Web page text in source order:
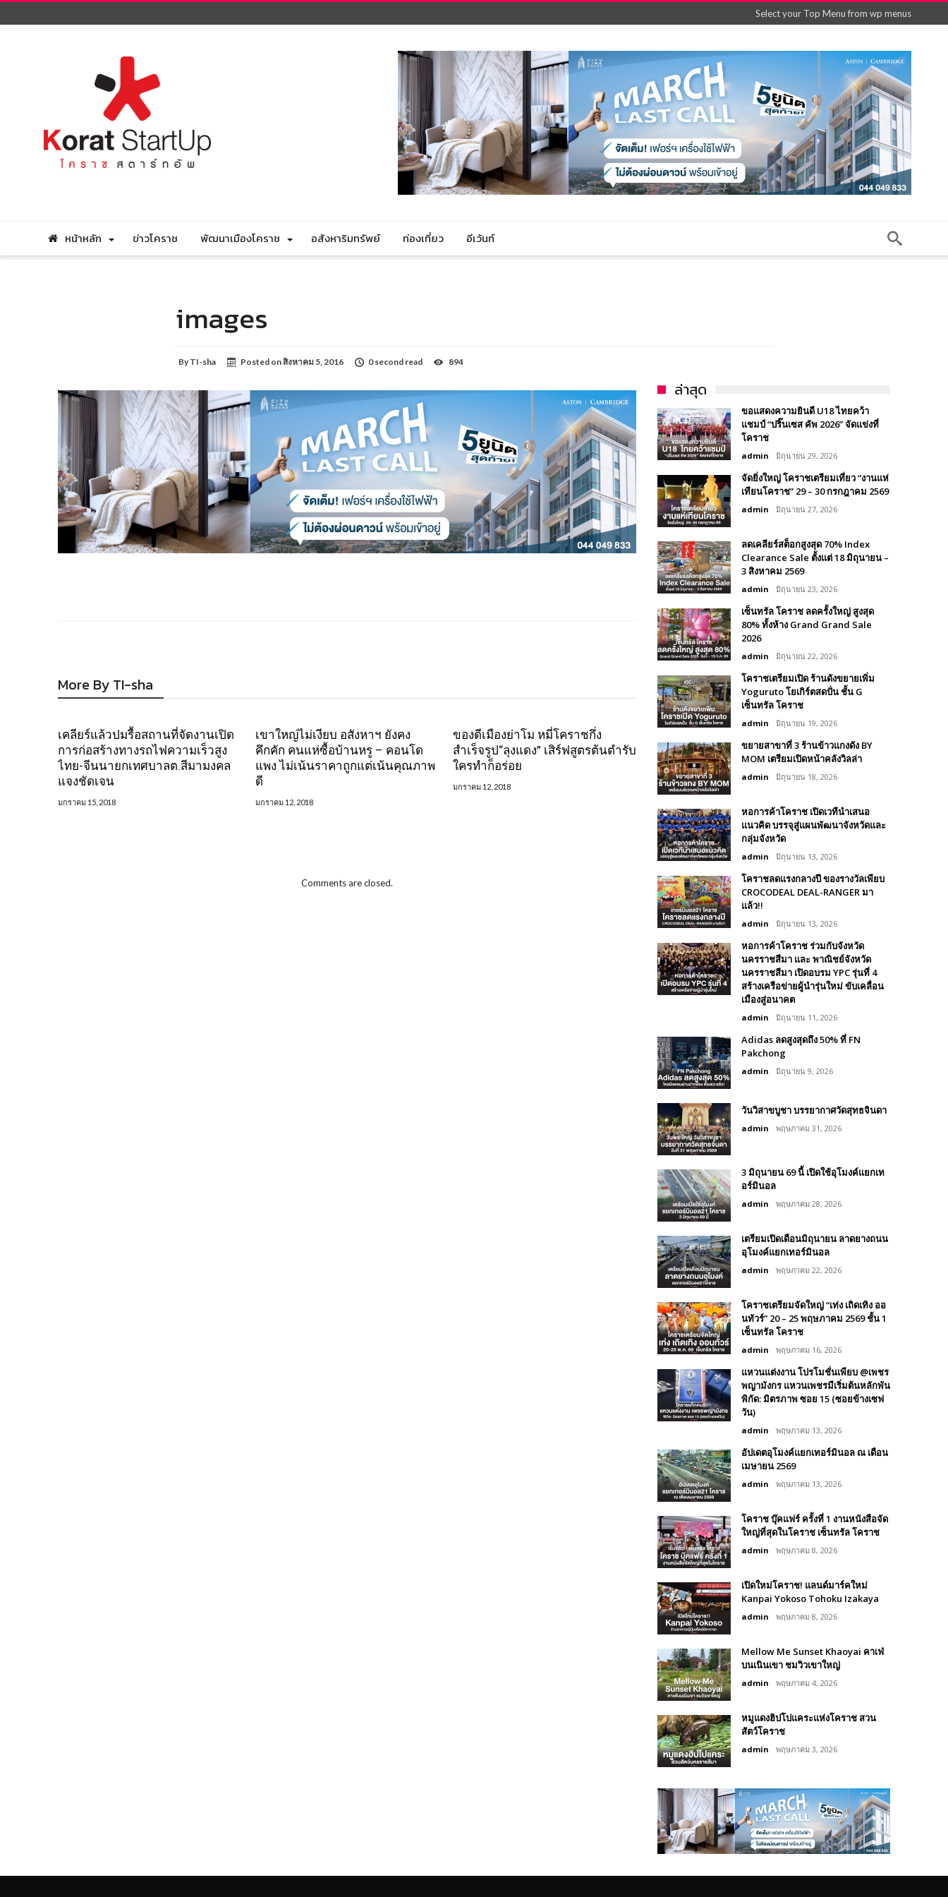
Select your Top Menu from wp menus
หน้าหลัก ข่าวโคราช พัฒนาเมืองโคราช อสังหาริมทรัพย์ ท่องเที่ยว อีเว้นท์
images
By TI-sha Posted onสิงหาคม 5, 2016 0 second read 894
More By TI-sha
เคลียร์แล้วปมรื้อสถานที่จัดงานเปิด
การก่อสร้างทางรถไฟความเร็วสูง
ไทย-จีนนายกเทศบาลต.สีมามงคล
แจงชัดเจน
มกราคม 15, 2018
เขาใหญ่ไม่เงียบ อสังหาฯ ยังคง
คึกคัก คนแห่ซื้อบ้านหรู – คอนโด
แพง ไม่เน้นราคาถูกแต่เน้นคุณภาพ
ดี
มกราคม 12, 2018
ของดีเมืองย่าโม หมี่โคราชกึ่ง
สำเร็จรูป“ลุงแดง” เสิร์ฟสูตรต้นตำรับ
ใครทำก็อร่อย
มกราคม 12, 2018
Comments are closed.
ล่าสุด
ขอแสดงความยินดี U18 ไทยคว้า
แชมป์ “ปริ๊นเซส คัพ 2026” จัดแข่งที่
โคราช
admin มิถุนายน 29, 2026
จัดยิ่งใหญ่ โคราชเตรียมเที่ยว “งานแห่
เทียนโคราช” 29 – 30 กรกฎาคม 2569
admin มิถุนายน 27, 2026
ลดเคลียร์สต็อกสูงสุด 70% Index
Clearance Sale ตั้งแต่ 18 มิถุนายน –
3 สิงหาคม 2569
admin มิถุนายน 23, 2026
เซ็นทรัล โคราช ลดครั้งใหญ่ สูงสุด
80% ทั้งห้าง Grand Grand Sale
2026
admin มิถุนายน 22, 2026
โคราชเตรียมเปิด ร้านดังขยายเพิ่ม
Yoguruto โยเกิร์ตสดปั่น ชั้น G
เซ็นทรัล โคราช
admin มิถุนายน 19, 2026
ขยายสาขาที่ 3 ร้านข้าวแกงดัง BY
MOM เตรียมเปิดหน้าคลังวิลล่า
admin มิถุนายน 18, 2026
หอการค้าโคราช เปิดเวทีนำเสนอ
แนวคิด บรรจุสู่แผนพัฒนาจังหวัดและ
กลุ่มจังหวัด
admin มิถุนายน 13, 2026
โคราชลดแรงกลางปี ของรางวัลเพียบ
CROCODEAL DEAL-RANGER มา
แล้ว!!
admin มิถุนายน 13, 2026
หอการค้าโคราช ร่วมกับจังหวัด
นครราชสีมา และ พาณิชย์จังหวัด
นครราชสีมา เปิดอบรม YPC รุ่นที่ 4
สร้างเครือข่ายผู้นำรุ่นใหม่ ขับเคลื่อน
เมืองสู่อนาคต
admin มิถุนายน 11, 2026
Adidas ลดสูงสุดถึง 50% ที่ FN
Pakchong
admin มิถุนายน 9, 2026
วันวิสาขบูชา บรรยากาศวัดสุทธจินดา
admin พฤษภาคม 31, 2026
3 มิถุนายน 69 นี้ เปิดใช้อุโมงค์แยกเท
อร์มินอล
admin พฤษภาคม 28, 2026
เตรียมเปิดเดือนมิถุนายน ลาดยางถนน
อุโมงค์แยกเทอร์มินอล
admin พฤษภาคม 22, 2026
โคราชเตรียมจัดใหญ่ “เท่ง เถิดเทิง ออ
นทัวร์” 20 – 25 พฤษภาคม 2569 ชั้น 1
เซ็นทรัล โคราช
admin พฤษภาคม 16, 2026
แหวนแต่งงาน โปรโมชั่นเพียบ @เพชร
พญามังกร แหวนเพชรมีเริ่มต้นหลักพัน
พิกัด: มิตรภาพ ซอย 15 (ซอยข้างเซฟ
วัน)
admin พฤษภาคม 13, 2026
อัปเดตอุโมงค์แยกเทอร์มินอล ณ เดือน
เมษายน 2569
admin พฤษภาคม 13, 2026
โคราช บุ๊คแฟร์​ ครั้งที่​ 1 งานหนังสือจัด
ใหญ่ที่สุดในโคราช เซ็นทรัล โคราช
admin พฤษภาคม 8, 2026
เปิดใหม่โคราช! แลนด์มาร์คใหม่
Kanpai Yokoso Tohoku Izakaya
admin พฤษภาคม 8, 2026
Mellow Me Sunset Khaoyai คาเฟ่
บนเนินเขา ชมวิวเขาใหญ่
admin พฤษภาคม 4, 2026
หมูแดงฮิปโปแคระแห่งโคราช สวน
สัตว์โคราช
admin พฤษภาคม 3, 2026